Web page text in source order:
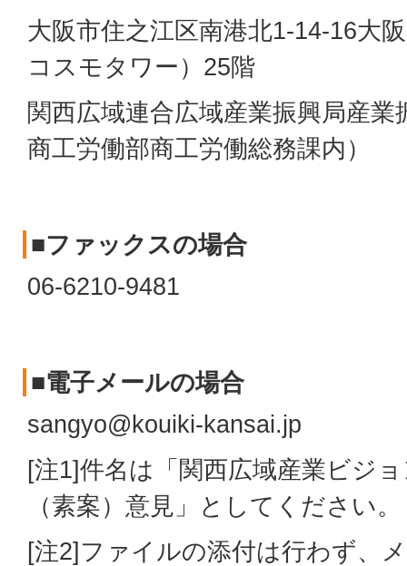
大阪市住之江区南港北1-14-16大
コスモタワー）25階
関西広域連合広域産業振興局産
商工労働部商工労働総務課内）
■ファックスの場合
06-6210-9481
■電子メールの場合
sangyo@kouiki-kansai.jp
[注1]件名は「関西広域産業ビジ
（素案）意見」としてください。
[注2]ファイルの添付は行わず、